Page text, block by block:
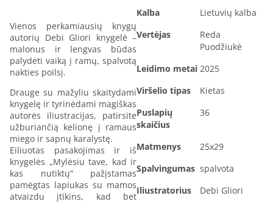
Vienos perkamiausių knygų
autorių Debi Gliori knygelė –
malonus ir lengvas būdas
palydėti vaiką į ramų, spalvotą
nakties poilsį.
Drauge su mažyliu skaitydami
knygelę ir tyrinėdami magiškas
autorės iliustracijas, patirsite
užburiančią kelionę į ramaus
miego ir sapnų karalystę.
Eiliuotas pasakojimas ir iš
knygelės „Mylėsiu tave, kad ir
kas nutiktų“ pažįstamas
pamėgtas lapiukas su mamos
atvaizdu įtikins, kad bet
Kalba
Lietuvių kalba
Vertėjas
Reda
Puodžiukė
Leidimo metai 2025
Viršelio tipas
Kietas
Puslapių
skaičius
36
Matmenys
25x29
Spalvingumas spalvota
Iliustratorius
Debi Gliori